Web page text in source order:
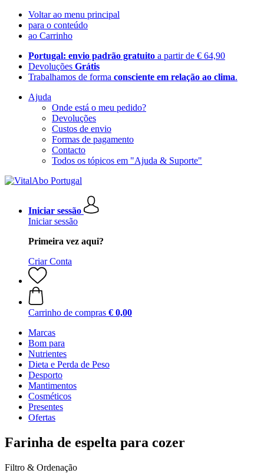
Voltar ao menu principal
para o conteúdo
ao Carrinho
Portugal: envio padrão gratuito a partir de € 64,90
Devoluções Grátis
Trabalhamos de forma consciente em relação ao clima.
Ajuda
Onde está o meu pedido?
Devoluções
Custos de envio
Formas de pagamento
Contacto
Todos os tópicos em "Ajuda & Suporte"
Iniciar sessão
Iniciar sessão
Primeira vez aqui?
Criar Conta
Carrinho de compras € 0,00
Marcas
Bom para
Nutrientes
Dieta e Perda de Peso
Desporto
Mantimentos
Cosméticos
Presentes
Ofertas
Farinha de espelta para cozer
Filtro & Ordenação